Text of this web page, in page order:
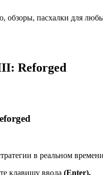
обзоры, пасхалки для
Reforged
в реальном
клавишу ввода (Enter).